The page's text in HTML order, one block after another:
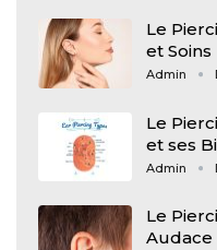
Le
et Soins
Admin
Le
et ses
Admin
Le
Audace